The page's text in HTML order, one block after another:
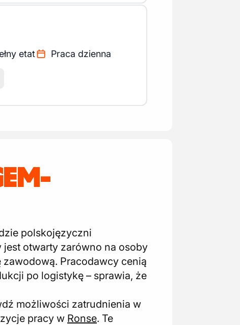
etat Praca dzienna
polskojęzyczni
otwarty zarówno na osoby
Pracodawcy cenią
po logistykę – sprawia, że
możliwości zatrudnienia w
pracy w Ronse. Te